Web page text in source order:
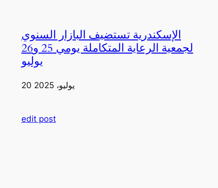
الإسكندرية تستضيف البازار السنوي
لجمعية الرعاية المتكاملة يومي 25 و26
يوليو
20 يوليو، 2025
edit post